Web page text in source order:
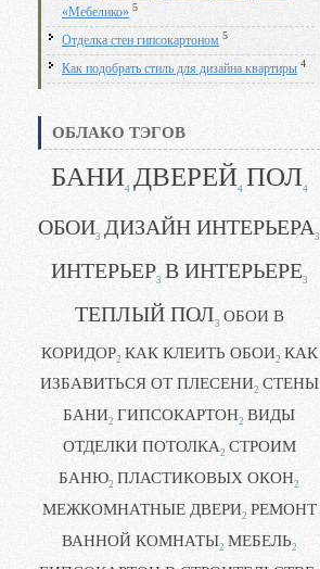
«Мебелико» 5
Отделка стен гипсокартоном 5
Как подобрать стиль для дизайна квартиры 4
ОБЛАКО ТЭГОВ
БАНИ4 ДВЕРЕЙ4 ПОЛ4
ОБОИ3 ДИЗАЙН ИНТЕРЬЕРА3
ИНТЕРЬЕР3 В ИНТЕРЬЕРЕ3
ТЕПЛЫЙ ПОЛ3 ОБОИ В
КОРИДОР2 КАК КЛЕИТЬ ОБОИ2 КАК
ИЗБАВИТЬСЯ ОТ ПЛЕСЕНИ2 СТЕНЫ
БАНИ2 ГИПСОКАРТОН2 ВИДЫ
ОТДЕЛКИ ПОТОЛКА2 СТРОИМ
БАНЮ2 ПЛАСТИКОВЫХ ОКОН2
МЕЖКОМНАТНЫЕ ДВЕРИ2 РЕМОНТ
ВАННОЙ КОМНАТЫ2 МЕБЕЛЬ2